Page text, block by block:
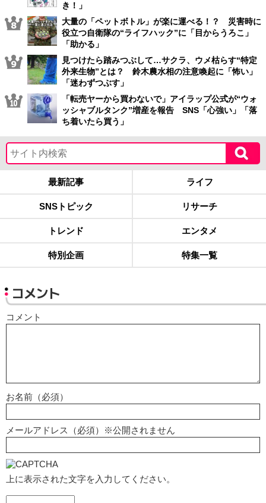
き！」
大量の「ペットボトル」が楽に運べる！？ 災害時に
役立つ自衛隊の“ライフハック”に「目からうろこ」
「助かる」
見つけたら踏みつぶして…サクラ、ウメ枯らす“特定
外来生物”とは？ 鈴木農水相の注意喚起に「怖い」
「迷わずつぶす」
「転売ヤーから買わないで」アイラップ公式が“ウォ
ッシャブルタンク”増産を報告 SNS「心強い」「落
ち着いたら買う」
最新記事 ライフ
SNSトピック リサーチ
トレンド エンタメ
特別企画 特集一覧
コメント
コメント
お名前（必須）
メールアドレス（必須）※公開されません
上に表示された文字を入力してください。